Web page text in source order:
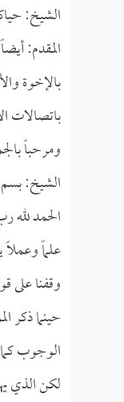
الشيخ:
المقدم:
بالإخوة
باتصالات
ومرحباً
الشيخ: بسم
الحمد لله
علماً
وقفنا على
حينما ذكر
الوجوب
لكن الذي